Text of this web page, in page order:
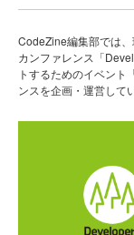
CodeZine編集部では
カンファレンス「
トするためのイベン
ンスを企画・運営して